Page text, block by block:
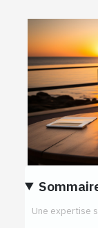
Une expertise